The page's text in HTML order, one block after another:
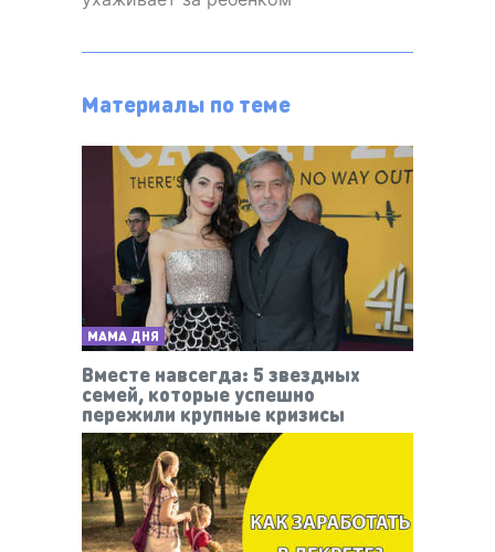
Материалы по теме
МАМА ДНЯ
Вместе навсегда: 5 звездных
семей, которые успешно
пережили крупные кризисы